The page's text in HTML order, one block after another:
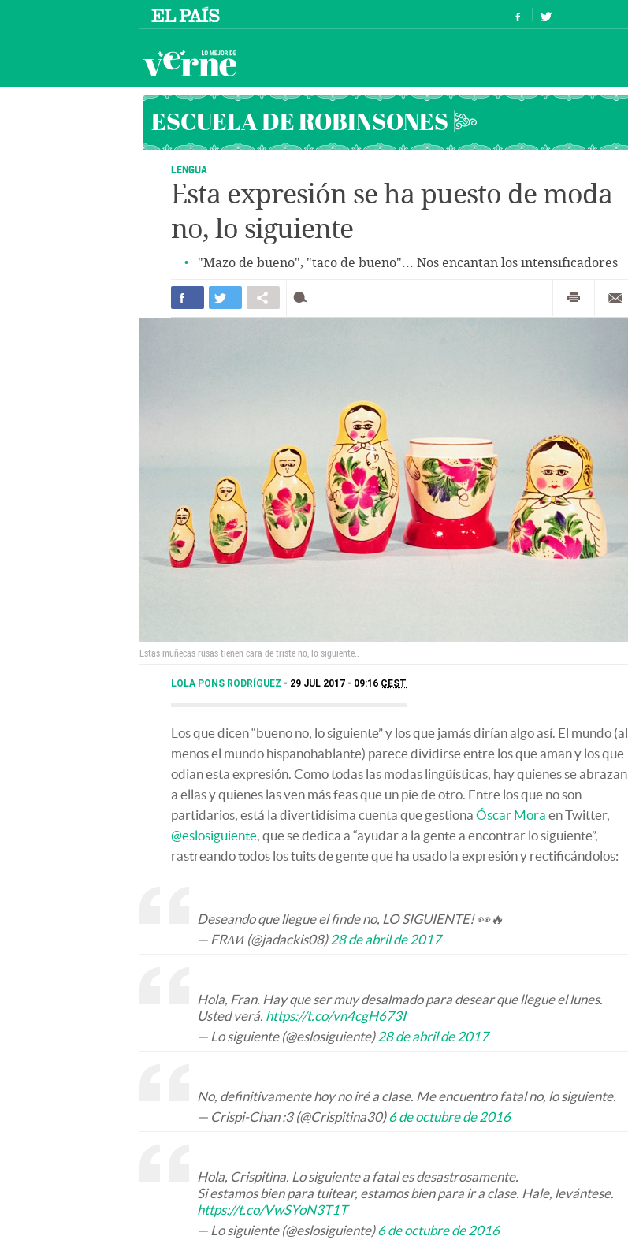
ESCUELA DE ROBINSONES
LENGUA
Esta expresión se ha puesto de moda
no, lo siguiente
"Mazo de bueno", "taco de bueno"... Nos encantan los intensificadores
Estas muñecas rusas tienen cara de triste no, lo siguiente..
LOLA PONS RODRÍGUEZ 29 JUL 2017 - 09:16 CEST
Los que dicen “bueno no, lo siguiente” y los que jamás dirían algo así. El mundo (al
menos el mundo hispanohablante) parece dividirse entre los que aman y los que
odian esta expresión. Como todas las modas lingüísticas, hay quienes se abrazan
a ellas y quienes las ven más feas que un pie de otro. Entre los que no son
partidarios, está la divertidísima cuenta que gestiona Óscar Mora en Twitter,
@eslosiguiente, que se dedica a “ayudar a la gente a encontrar lo siguiente”,
rastreando todos los tuits de gente que ha usado la expresión y rectificándolos:
Deseando que llegue el finde no, LO SIGUIENTE! 👀🔥
— FRΛИ (@jadackis08)28 de abril de 2017
Hola, Fran. Hay que ser muy desalmado para desear que llegue el lunes.
Usted verá. https://t.co/vn4cgH673I
— Lo siguiente (@eslosiguiente)28 de abril de 2017
No, definitivamente hoy no iré a clase. Me encuentro fatal no, lo siguiente.
— Crispi-Chan :3 (@Crispitina30)6 de octubre de 2016
Hola, Crispitina. Lo siguiente a fatal es desastrosamente.
Si estamos bien para tuitear, estamos bien para ir a clase. Hale, levántese.
https://t.co/VwSYoN3T1T
— Lo siguiente (@eslosiguiente)6 de octubre de 2016